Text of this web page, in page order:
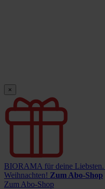
×
BIORAMA für deine Liebsten.
Weihnachten! Zum Abo-Shop
Zum Abo-Shop